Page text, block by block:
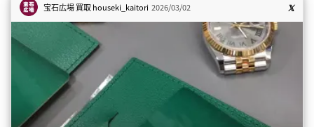
宝石広場 買取houseki_kaitori 2026/03/02